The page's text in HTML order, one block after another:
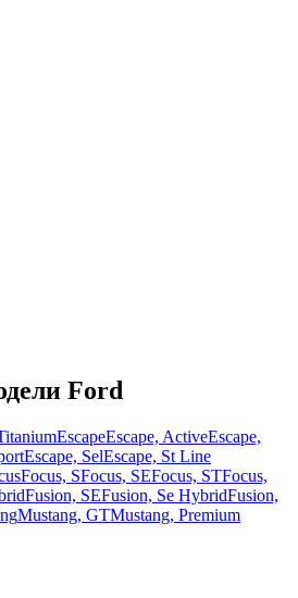
Ford
EscapeEscape, ActiveEscape,
Escape, SelEscape, St Line
Focus, SFocus, SEFocus, STFocus,
Fusion, SEFusion, Se HybridFusion,
Mustang, GTMustang, Premium